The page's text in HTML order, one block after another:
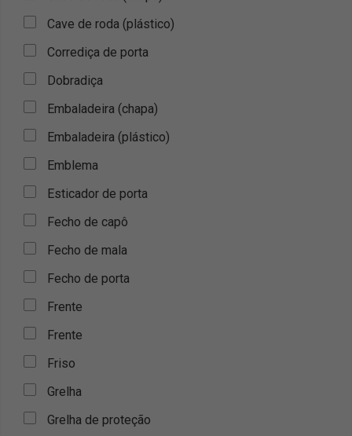
Cave de roda (plástico)
Corrediça de porta
Dobradiça
Embaladeira (chapa)
Embaladeira (plástico)
Emblema
Esticador de porta
Fecho de capô
Fecho de mala
Fecho de porta
Frente
Frente
Friso
Grelha
Grelha de proteção